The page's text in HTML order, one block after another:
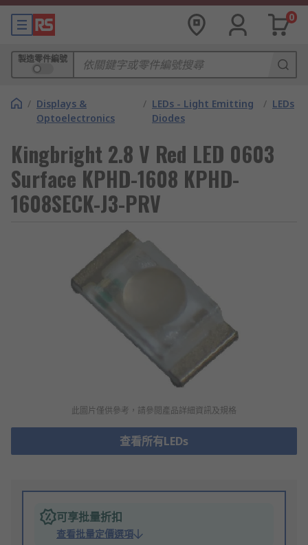
0
製造零件編號
/ Displays &
Optoelectronics
/ LEDs - Light Emitting
Diodes
/ LEDs
Kingbright 2.8 V Red LED 0603
Surface KPHD-1608 KPHD-
1608SECK-J3-PRV
此圖片僅供參考，請參閲產品詳細資訊及規格
查看所有LEDs
可享批量折扣
查看批量定價選項